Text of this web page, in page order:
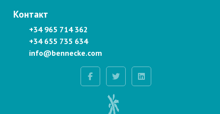
Контакт
+34 965 714 362
+34 655 735 634
info@bennecke.com